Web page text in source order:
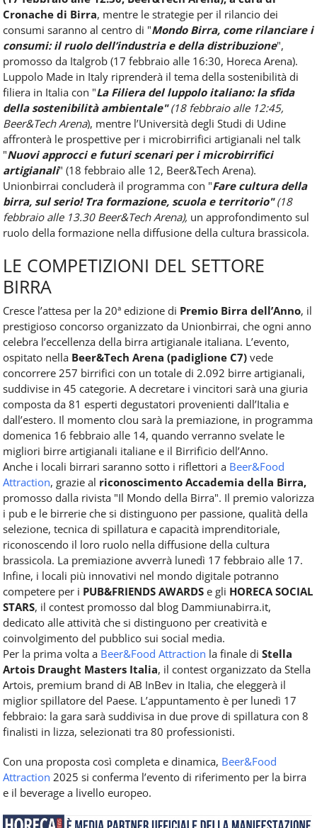
Cronache di Birra, mentre le strategie per il rilancio dei
consumi saranno al centro di "Mondo Birra, come rilanciare i
consumi: il ruolo dell’industria e della distribuzione",
promosso da Italgrob (17 febbraio alle 16:30, Horeca Arena).
Luppolo Made in Italy riprenderà il tema della sostenibilità di
filiera in Italia con "La Filiera del luppolo italiano: la sfida
della sostenibilità ambientale"(18 febbraio alle 12:45,
Beer&Tech Arena), mentre l’Università degli Studi di Udine
affronterà le prospettive per i microbirrifici artigianali nel talk
"Nuovi approcci e futuri scenari per i microbirrifici
artigianali" (18 febbraio alle 12, Beer&Tech Arena).
Unionbirrai concluderà il programma con "Fare cultura della
birra, sul serio! Tra formazione, scuola e territorio"(18
febbraio alle 13.30 Beer&Tech Arena), un approfondimento sul
ruolo della formazione nella diffusione della cultura brassicola.
LE COMPETIZIONI DEL SETTORE
BIRRA
Cresce l’attesa per la 20ª edizione di Premio Birra dell’Anno, il
prestigioso concorso organizzato da Unionbirrai, che ogni anno
celebra l’eccellenza della birra artigianale italiana. L’evento,
ospitato nella Beer&Tech Arena (padiglione C7) vede
concorrere 257 birrifici con un totale di 2.092 birre artigianali,
suddivise in 45 categorie. A decretare i vincitori sarà una giuria
composta da 81 esperti degustatori provenienti dall’Italia e
dall’estero. Il momento clou sarà la premiazione, in programma
domenica 16 febbraio alle 14, quando verranno svelate le
migliori birre artigianali italiane e il Birrificio dell’Anno.
Anche i locali birrari saranno sotto i riflettori a Beer&Food
Attraction, grazie al riconoscimento Accademia della Birra,
promosso dalla rivista "Il Mondo della Birra". Il premio valorizza
i pub e le birrerie che si distinguono per passione, qualità della
selezione, tecnica di spillatura e capacità imprenditoriale,
riconoscendo il loro ruolo nella diffusione della cultura
brassicola. La premiazione avverrà lunedì 17 febbraio alle 17.
Infine, i locali più innovativi nel mondo digitale potranno
competere per i PUB&FRIENDS AWARDS e gli HORECA SOCIAL
STARS, il contest promosso dal blog Dammiunabirra.it,
dedicato alle attività che si distinguono per creatività e
coinvolgimento del pubblico sui social media.
Per la prima volta a Beer&Food Attraction la finale di Stella
Artois Draught Masters Italia, il contest organizzato da Stella
Artois, premium brand di AB InBev in Italia, che eleggerà il
miglior spillatore del Paese. L’appuntamento è per lunedì 17
febbraio: la gara sarà suddivisa in due prove di spillatura con 8
finalisti in lizza, selezionati tra 80 professionisti.
Con una proposta così completa e dinamica, Beer&Food
Attraction 2025 si conferma l’evento di riferimento per la birra
e il beverage a livello europeo.